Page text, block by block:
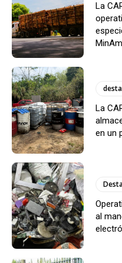
La
La
en un
al